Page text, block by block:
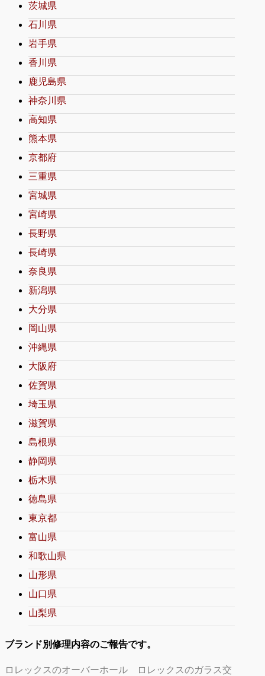
茨城県
石川県
岩手県
香川県
鹿児島県
神奈川県
高知県
熊本県
京都府
三重県
宮城県
宮崎県
長野県
長崎県
奈良県
新潟県
大分県
岡山県
沖縄県
大阪府
佐賀県
埼玉県
滋賀県
島根県
静岡県
栃木県
徳島県
東京都
富山県
和歌山県
山形県
山口県
山梨県
ブランド別修理内容のご報告です。
ロレックスのオーバーホール
ロレックスのガラス交